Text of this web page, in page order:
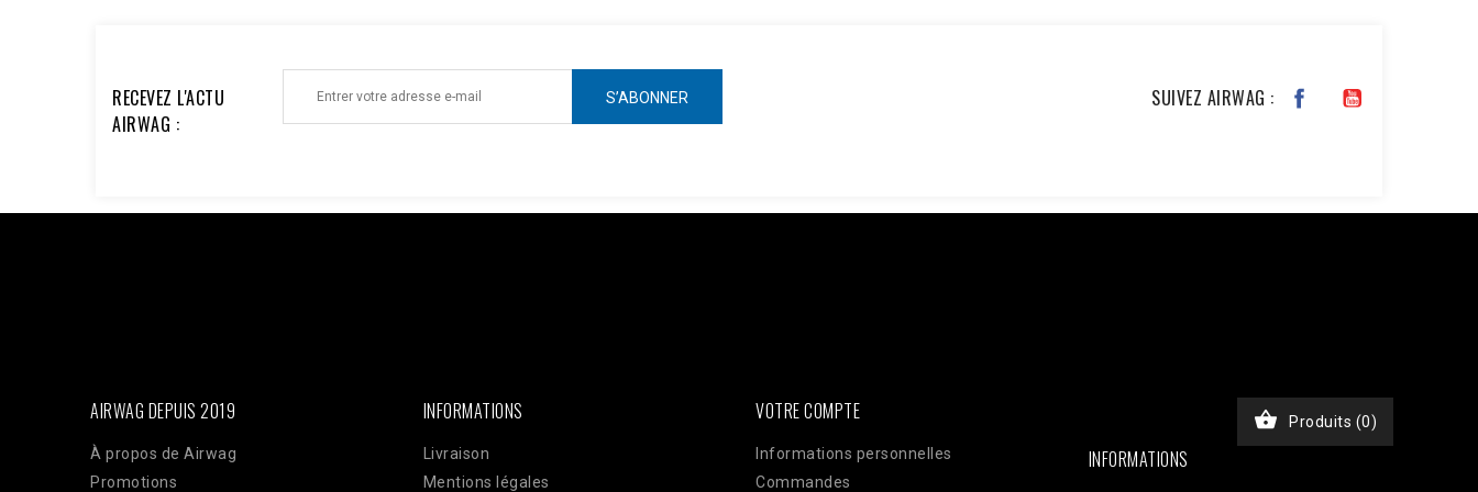
RECEVEZ L'ACTU
AIRWAG :
SUIVEZ AIRWAG :
AIRWAG DEPUIS 2019
À propos de Airwag
Promotions
INFORMATIONS
Livraison
Mentions légales
VOTRE COMPTE
Informations personnelles
Commandes
 Produits (0)
INFORMATIONS